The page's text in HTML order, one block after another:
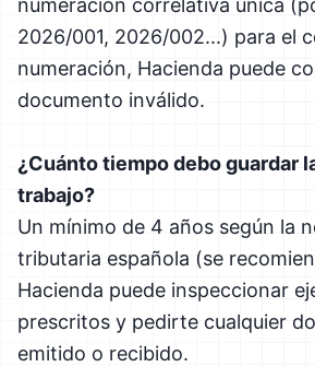
numeración correlativa única
2026/001, 2026/002...) para el
numeración, Hacienda puede
documento inválido.
¿Cuánto tiempo debo guardar
trabajo?
Un mínimo de 4 años según la
tributaria española (se
Hacienda puede inspeccionar
prescritos y pedirte cualquier
emitido o recibido.